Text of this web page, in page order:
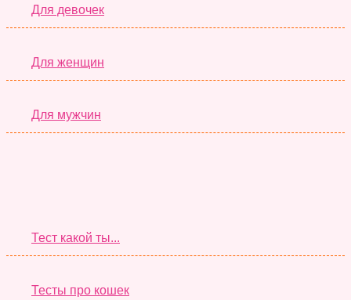
Для девочек
Для женщин
Для мужчин
Тест какой ты...
Тесты про кошек